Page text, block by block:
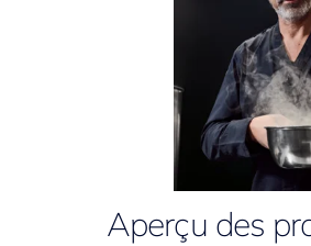
Aperçu des